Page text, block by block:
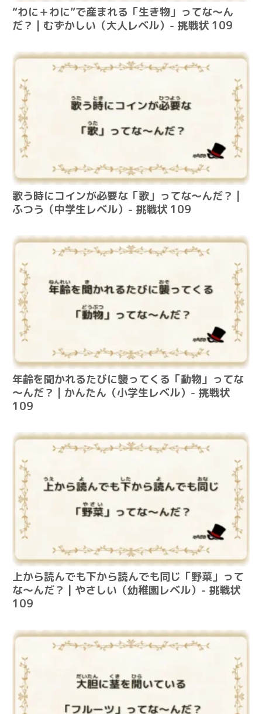
“わに＋わに”で産まれる「生き物」ってな～ん
だ？ | むずかしい（大人レベル）- 挑戦状 109
歌う時にコインが必要な「歌」ってな～んだ？ |
ふつう（中学生レベル）- 挑戦状 109
年齢を聞かれるたびに襲ってくる「動物」ってな
～んだ？ | かんたん（小学生レベル）- 挑戦状
109
上から読んでも下から読んでも同じ「野菜」って
な～んだ？ | やさしい（幼稚園レベル）- 挑戦状
109